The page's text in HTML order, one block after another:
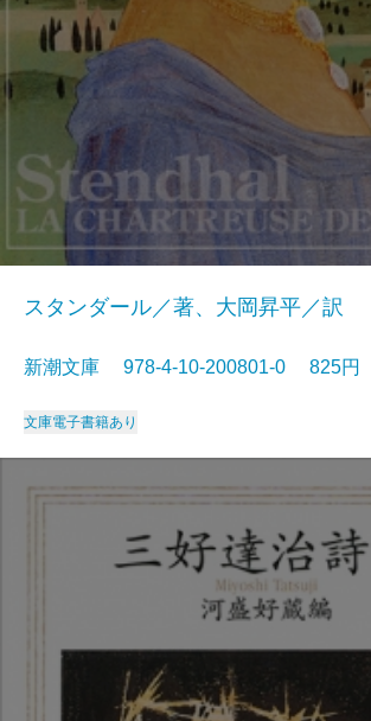
スタンダール／著、大岡昇平／訳
新潮文庫 978-4-10-200801-0 825円
文庫電子書籍あり